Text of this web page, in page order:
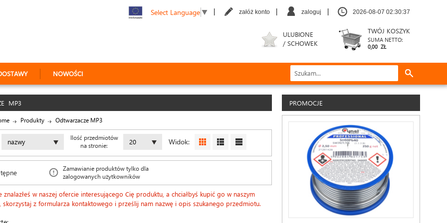
Select Language▼ | załóż konto | zaloguj | 2026-08-07 02:30:38
DOSTAWY NOWOŚCI
TWÓJ KOSZYK
SUMA NETTO:
0,00 ZŁ
ULUBIONE
/ SCHOWEK
PROMOCJE
MP3
Produkty Odtwarzacze MP3
nazwy
Ilość przedmiotów
na stronie:
20 Widok:
Zamawianie produktów tylko dla
zalogowanych użytkowników
znalazłeś w naszej ofercie interesującego Cię produktu, a chciałbyś kupić go w naszym
skorzystaj z formularza kontaktowego i prześlij nam nazwę i opis szukanego przedmiotu.